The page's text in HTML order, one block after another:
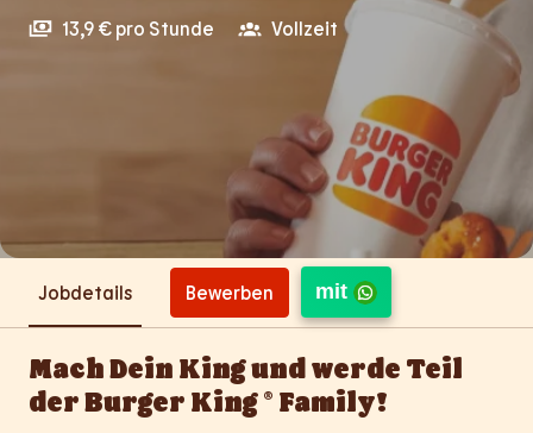
13,9 € pro Stunde Vollzeit
Jobdetails Bewerben mit
Mach Dein King und werde Teil
der Burger King ® Family!